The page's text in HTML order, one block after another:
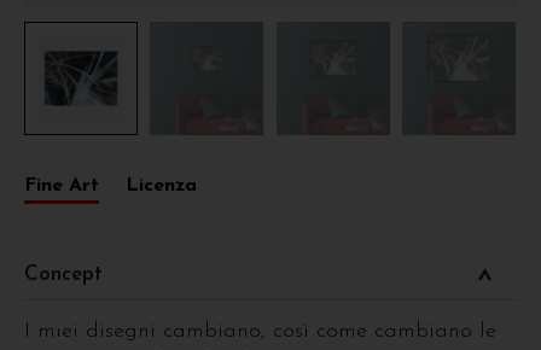
Fine Art Licenza
Concept
I miei disegni cambiano, così come cambiano le